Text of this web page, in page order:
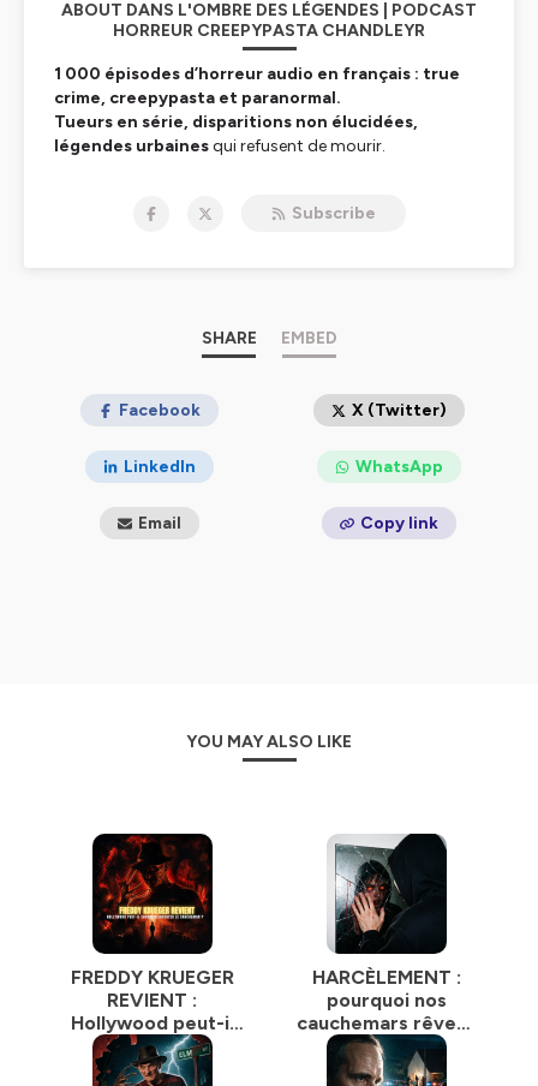
ABOUT DANS L'OMBRE DES LÉGENDES | PODCAST
HORREUR CREEPYPASTA CHANDLEYR
1 000 épisodes d’horreur audio en français : true
crime, creepypasta et paranormal.
Tueurs en série, disparitions non élucidées,
légendes urbainesqui refusent de mourir.
Ici, la réalité dérape. Le
surnaturelvous observe.
Hébergé par Ausha. Visitez
ausha.co/politique-de-
confidentialitepour plus d'informations.
Subscribe
SHARE EMBED
Facebook X (Twitter)
LinkedIn WhatsApp
Email Copy link
YOU MAY ALSO LIKE
FREDDY KRUEGER
REVIENT :
Hollywood peut-il
encore réinventer
le cauchemar ? |
HARCÈLEMENT :
pourquoi nos
cauchemars rêvent
de vengeance |
Podcast Horreur